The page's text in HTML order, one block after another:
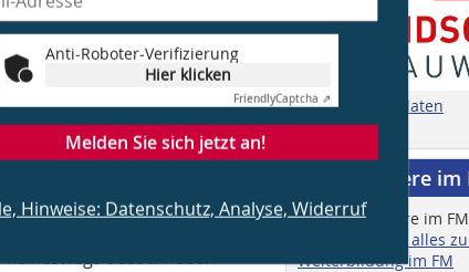
durch Schüco hervor:
stand uns gleichzeitig
Fassade zur Seite“, blickt
in ihrem Farbton
in einem
Die bronzefarbenen
Im Ergebnis hat
Hülle eine
störende Reflexion bzw.
wird damit, dass sich
ausschließen
Anti-Roboter-Verifizierung
Hier klicken
FriendlyCaptcha ⇗
Melden Sie sich jetzt an!
Hinweise: Datenschutz, Analyse, Widerruf
Zu den Mediadaten
Zur Homepage
Job & Karriere im
Hier finden Sie alles
Weiterbildung im FM